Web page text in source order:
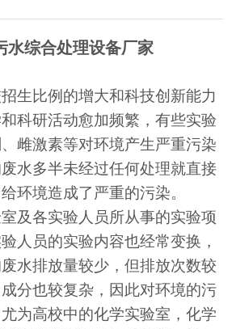
水综合处理设备厂家
生比例的增大和科技创新能力
科研活动愈加频繁，有些实验
雌激素等对环境产生严重污染
水多半未经过任何处理就直接
环境造成了严重的污染。
各实验人员所从事的实验项
人员的实验内容也经常变换，
水排放量较少，但排放次数较
分也较复杂，因此对环境的污
为高校中的化学实验室，化学